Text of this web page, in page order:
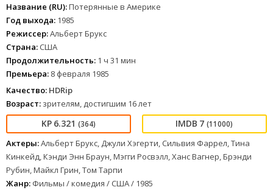
Название (RU):Потерянные в Америке
Год выхода: 1985
Режиссер:Альберт Брукс
Страна: США
Продолжительность: 1 ч 31 мин
Премьера: 8 февраля 1985
Качество: HDRip
Возраст: зрителям, достигшим 16 лет
6.321 (364) 7 (11000)
Актеры:Альберт Брукс, Джули Хэгерти, Сильвия Фаррел, Тина
Кинкейд, Кэнди Энн Браун, Мэгги Росвэлл, Ханс Вагнер, Брэнди
Рубин, Майкл Грин, Том Тарпи
Жанр: Фильмы / комедия / США / 1985